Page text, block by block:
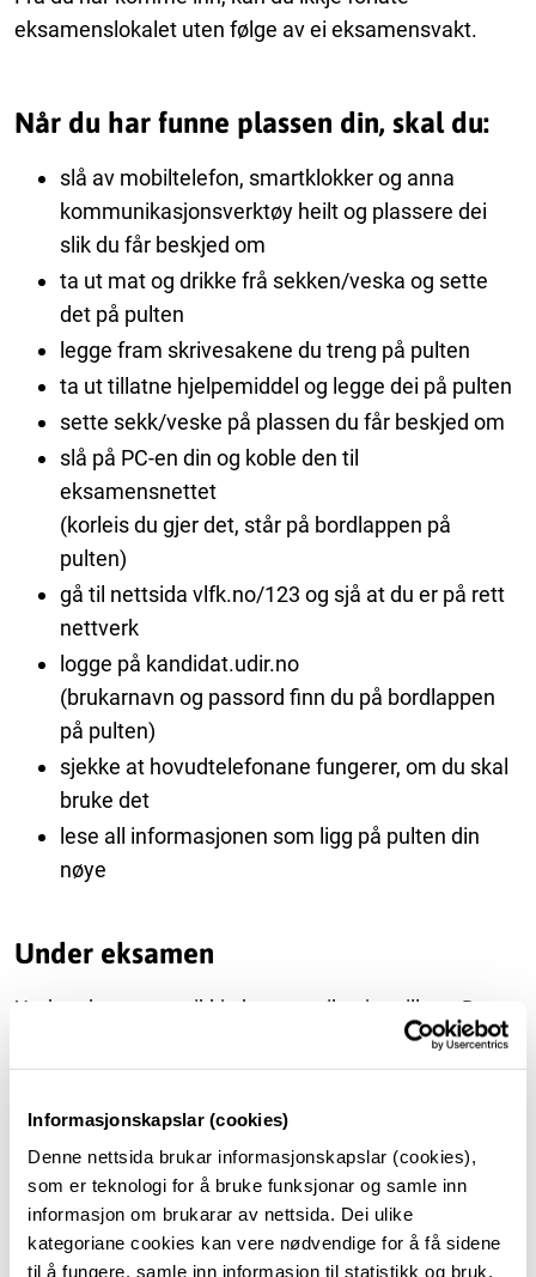
Informasjonskapslar (cookies)
Denne nettsida brukar informasjonskapslar (cookies),
som er teknologi for å bruke funksjonar og samle inn
informasjon om brukarar av nettsida. Dei ulike
kategoriane cookies kan vere nødvendige for å få sidene
til å fungere, samle inn informasjon til statistikk og bruk,
eksamenslokalet uten følge av ei eksamensvakt.
Når du har funne plassen din, skal du:
slå av mobiltelefon, smartklokker og anna
kommunikasjonsverktøy heilt og plassere dei
slik du får beskjed om
ta ut mat og drikke frå sekken/veska og sette
det på pulten
legge fram skrivesakene du treng på pulten
ta ut tillatne hjelpemiddel og legge dei på pulten
sette sekk/veske på plassen du får beskjed om
slå på PC-en din og koble den til
eksamensnettet
(korleis du gjer det, står på bordlappen på
pulten)
gå til nettsida vlfk.no/123 og sjå at du er på rett
nettverk
logge på kandidat.udir.no
(brukarnavn og passord finn du på bordlappen
på pulten)
sjekke at hovudtelefonane fungerer, om du skal
bruke det
lese all informasjonen som ligg på pulten din
nøye
Under eksamen
Under eksamen er ikkje kommunikasjon tillate. Det
gjeld chat, samskriving, kommentering på nettside, å
dele lærebok med sidemannen eller andre måtar å
dele informasjon.
tillate å bruke omsettingsprogram. Bruk av KI er ikkje
tillate hjelpemiddel på eksamen. Har du slike
hjelpemiddel installert på maskinen din, eller bruker